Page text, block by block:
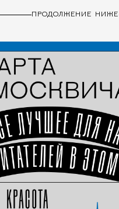
ПРОДОЛЖЕНИЕ НИЖЕ